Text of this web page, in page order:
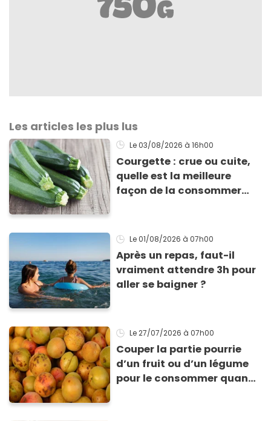
Les articles les plus lus
Le 03/08/2026 à 16h00
Courgette : crue ou cuite,
quelle est la meilleure
façon de la consommer
Le 01/08/2026 à 07h00
Après un repas, faut-il
vraiment attendre 3h pour
aller se baigner ?
Le 27/07/2026 à 07h00
Couper la partie pourrie
d’un fruit ou d’un légume
pour le consommer quand